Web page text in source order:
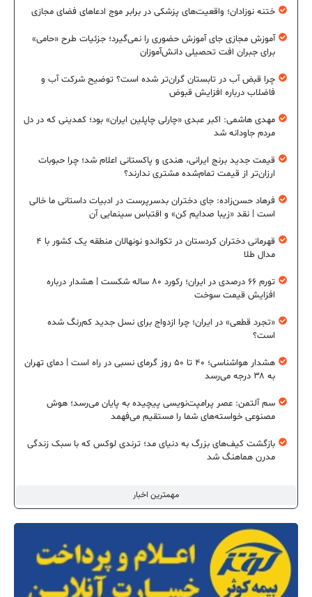
مهمترین اخبار
ختنه نوزادان؛ واقعیت‌های پزشکی در برابر موج ادعاهای فضای مجازی
آموزش مجازی جای آموزش حضوری را نمی‌گیرد؛ جزئیات طرح «حامی»
برای جبران افت تحصیلی دانش‌آموزان
چرا قبض آب در تابستان گران‌تر شده است؟ توضیح شرکت آب و
فاضلاب درباره افزایش قبوض
مهدی هاشمی: اکبر عبدی «چارلی چاپلین ایران» بود؛ کمدینی که در دل
مردم جاودانه شد
قیمت جدید برنج ایرانی، هندی و پاکستانی اعلام شد؛ چرا حبوبات
ارزان‌تر از قیمت تمام‌شده مشتری ندارند؟
فرهاد حسن‌زاده: جای دختران بدسرپرست در ادبیات داستانی ما خالی
است | نقد «زیبا صدایم کن» و اقتباس سینمایی آن
قهرمانی دختران کردستان در تکواندو نونهالان منطقه یک کشور با ۴
مدال طلا
تورم ۶۶ درصدی در ایران؛ رکورد ۸۰ ساله شکست | هشدار درباره
افزایش قیمت سوخت
«تجرد قطعی» در ایران؛ چرا ازدواج برای نسل جدید کم‌رنگ شده
است؟
هشدار هواشناسی؛ ۴۰ تا ۵۰ روز گرمای نسبی در راه است | دمای تهران
به ۳۸ درجه می‌رسد
سم آلتمن: عصر پرامپت‌نویسی پیچیده به پایان می‌رسد؛ هوش
مصنوعی خواسته‌های شما را مستقیم می‌فهمد
بازگشت کیف‌های بزرگ به دنیای مد؛ ترندی لوکس که با سبک زندگی
مدرن هماهنگ شد